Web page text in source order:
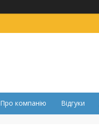
Про компанію Відгуки